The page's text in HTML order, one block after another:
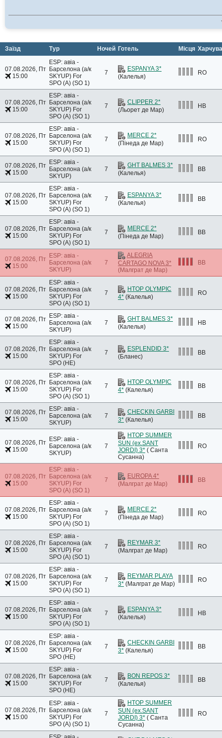
Заїзд Тур Ночей Готель Місця
07.08.2026, Пт
15:00
ESP: авіа -
Барселона (а/к
SKYUP) For
SPO (A) (SO 1)
7
ESPANYA 3*
(Калелья)
RO
07.08.2026, Пт
15:00
ESP: авіа -
Барселона (а/к
SKYUP) For
SPO (A) (SO 1)
7
CLIPPER 2*
(Льорет де Мар)
HB
07.08.2026, Пт
15:00
ESP: авіа -
Барселона (а/к
SKYUP) For
SPO (A) (SO 1)
7
MERCE 2*
(Пінеда де Мар)
RO
07.08.2026, Пт
15:00
ESP: авіа -
Барселона (а/к
SKYUP)
7
GHT BALMES 3*
(Калелья)
BB
07.08.2026, Пт
15:00
ESP: авіа -
Барселона (а/к
SKYUP) For
SPO (A) (SO 1)
7
ESPANYA 3*
(Калелья)
BB
07.08.2026, Пт
15:00
ESP: авіа -
Барселона (а/к
SKYUP) For
SPO (A) (SO 1)
7
MERCE 2*
(Пінеда де Мар)
BB
07.08.2026, Пт
15:00
ESP: авіа -
Барселона (а/к
SKYUP)
7
ALEGRIA
CARTAGO NOVA 3*
(Малграт де Мар)
BB
07.08.2026, Пт
15:00
ESP: авіа -
Барселона (а/к
SKYUP) For
SPO (A) (SO 1)
7
HTOP OLYMPIC
4* (Калелья)
RO
07.08.2026, Пт
15:00
ESP: авіа -
Барселона (а/к
SKYUP)
7
GHT BALMES 3*
(Калелья)
HB
07.08.2026, Пт
15:00
ESP: авіа -
Барселона (а/к
SKYUP) For
SPO (HE)
7
ESPLENDID 3*
(Бланес)
BB
07.08.2026, Пт
15:00
ESP: авіа -
Барселона (а/к
SKYUP) For
SPO (A) (SO 1)
7
HTOP OLYMPIC
4* (Калелья)
BB
07.08.2026, Пт
15:00
ESP: авіа -
Барселона (а/к
SKYUP)
7
CHECKIN GARBI
3* (Калелья)
BB
07.08.2026, Пт
15:00
ESP: авіа -
Барселона (а/к
SKYUP)
7
HTOP SUMMER
SUN (ex.SANT
JORDI) 3* ( Санта
Сусанна)
RO
07.08.2026, Пт
15:00
ESP: авіа -
Барселона (а/к
SKYUP) For
SPO (A) (SO 1)
7
EUROPA 4*
(Малграт де Мар)
BB
07.08.2026, Пт
15:00
ESP: авіа -
Барселона (а/к
SKYUP) For
SPO (A) (SO 1)
7
MERCE 2*
(Пінеда де Мар)
RO
07.08.2026, Пт
15:00
ESP: авіа -
Барселона (а/к
SKYUP) For
SPO (A) (SO 1)
7
REYMAR 3*
(Малграт де Мар)
RO
07.08.2026, Пт
15:00
ESP: авіа -
Барселона (а/к
SKYUP) For
SPO (A) (SO 1)
7
REYMAR PLAYA
3* (Малграт де Мар)
RO
07.08.2026, Пт
15:00
ESP: авіа -
Барселона (а/к
SKYUP) For
SPO (A) (SO 1)
7
ESPANYA 3*
(Калелья)
HB
07.08.2026, Пт
15:00
ESP: авіа -
Барселона (а/к
SKYUP) For
SPO (HE)
7
CHECKIN GARBI
3* (Калелья)
BB
07.08.2026, Пт
15:00
ESP: авіа -
Барселона (а/к
SKYUP) For
SPO (HE)
7
BON REPOS 3*
(Калелья)
BB
07.08.2026, Пт
15:00
ESP: авіа -
Барселона (а/к
SKYUP) For
SPO (A) (SO 1)
7
HTOP SUMMER
SUN (ex.SANT
JORDI) 3* ( Санта
Сусанна)
RO